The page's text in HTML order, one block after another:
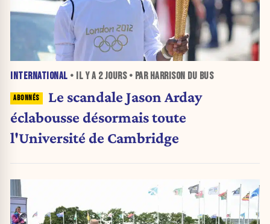
INTERNATIONAL • IL Y A 2 JOURS• PAR HARRISON DU BUS
Le scandale Jason Arday
éclabousse désormais toute
l'Université de Cambridge